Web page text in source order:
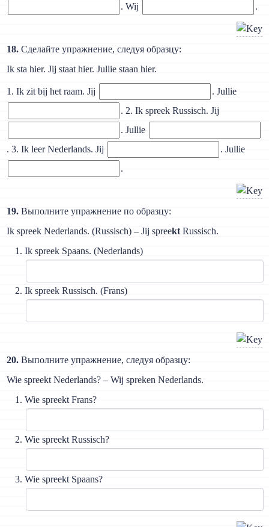
. Wij
.
18. Сделайте упражнение, следуя образцу:
Ik sta hier. Jij staat hier. Jullie staan hier.
1. Ik zit bij het raam. Jij
. Jullie
. 2. Ik spreek Russisch. Jij
. Jullie
. 3. Ik leer Nederlands. Jij
. Jullie
.
19. Выполните упражнение по образцу:
Ik spreek Nederlands. (Russisch) – Jij spreekt Russisch.
Ik spreek Spaans. (Nederlands)
Ik spreek Russisch. (Frans)
20. Выполните упражнение, следуя образцу:
Wie spreekt Nederlands? – Wij spreken Nederlands.
Wie spreekt Frans?
Wie spreekt Russisch?
Wie spreekt Spaans?